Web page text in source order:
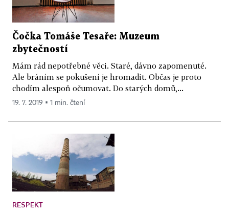
Čočka Tomáše Tesaře: Muzeum
zbytečností
Mám rád nepotřebné věci. Staré, dávno zapomenuté.
Ale bráním se pokušení je hromadit. Občas je proto
chodím alespoň očumovat. Do starých domů,...
19. 7. 2019 ▪ 1 min. čtení
RESPEKT